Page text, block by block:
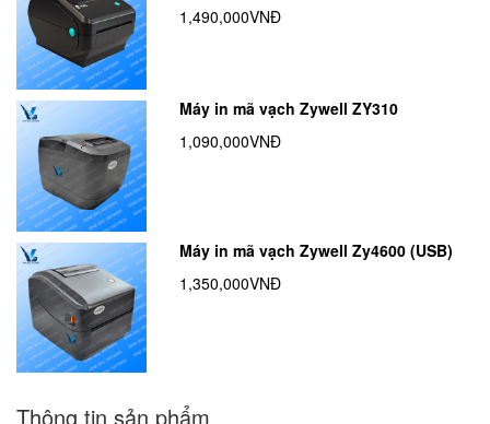
1,490,000VNĐ
Máy in mã vạch Zywell ZY310
1,090,000VNĐ
Máy in mã vạch Zywell Zy4600 (USB)
1,350,000VNĐ
Thông tin sản phẩm